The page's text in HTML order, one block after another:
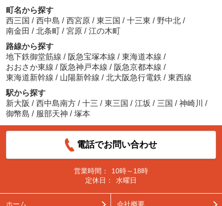
町名から探す
西三国 / 西中島 / 西宮原 / 東三国 / 十三東 / 野中北 /
南金田 / 北条町 / 宮原 / 江の木町
路線から探す
地下鉄御堂筋線 / 阪急宝塚本線 / 東海道本線 /
おおさか東線 / 阪急神戸本線 / 阪急京都本線 /
東海道新幹線 / 山陽新幹線 / 北大阪急行電鉄 / 東西線
駅から探す
新大阪 / 西中島南方 / 十三 / 東三国 / 江坂 / 三国 / 神崎川
/
御幣島 / 服部天神 / 塚本
電話でお問い合わせ
営業時間：
10時～18時
定休日：
水曜日
ホーム 会社概要